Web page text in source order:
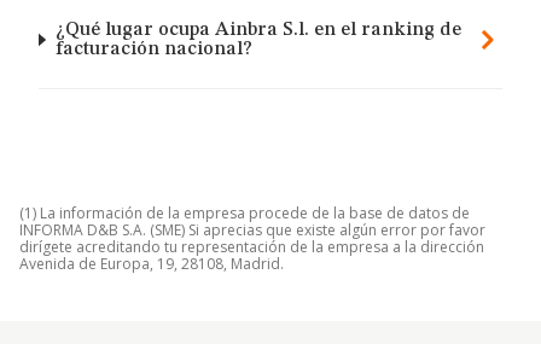
¿Qué lugar ocupa Ainbra S.l. en el ranking de
facturación nacional?
(1) La información de la empresa procede de la base de datos de
INFORMA D&B S.A. (SME) Si aprecias que existe algún error por favor
dirígete acreditando tu representación de la empresa a la dirección
Avenida de Europa, 19, 28108, Madrid.